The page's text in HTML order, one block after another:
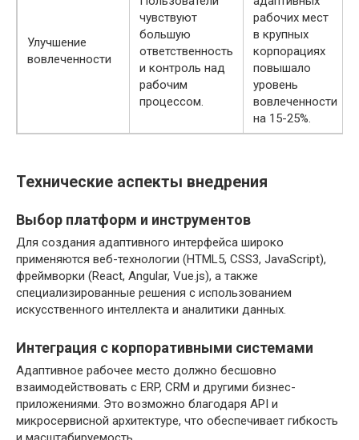
Улучшение
вовлеченности
чувствуют
большую
ответственность
и контроль над
рабочим
процессом.
рабочих мест
в крупных
корпорациях
повышало
уровень
вовлеченности
на 15-25%.
Технические аспекты внедрения
Выбор платформ и инструментов
Для создания адаптивного интерфейса широко
применяются веб-технологии (HTML5, CSS3, JavaScript),
фреймворки (React, Angular, Vue.js), а также
специализированные решения с использованием
искусственного интеллекта и аналитики данных.
Интеграция с корпоративными системами
Адаптивное рабочее место должно бесшовно
взаимодействовать с ERP, CRM и другими бизнес-
приложениями. Это возможно благодаря API и
микросервисной архитектуре, что обеспечивает гибкость